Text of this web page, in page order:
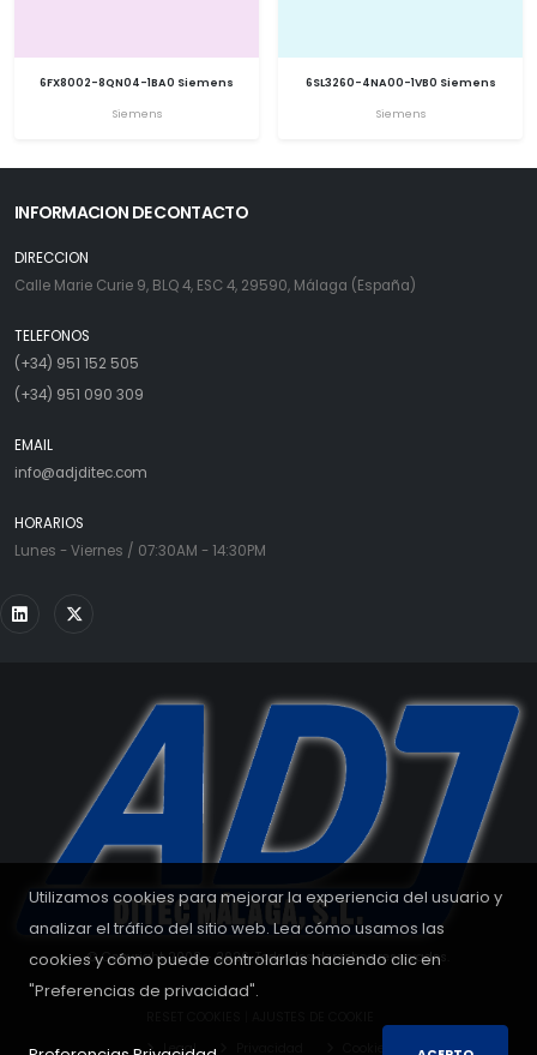
Utilizamos cookies para mejorar la experiencia del usuario y
analizar el tráfico del sitio web. Lea cómo usamos las
cookies y cómo puede controlarlas haciendo clic en
"Preferencias de privacidad".
6FX8002-8QN04-1BA0 Siemens
Siemens
6SL3260-4NA00-1VB0 Siemens
Siemens
INFORMACION DE CONTACTO
DIRECCION
Calle Marie Curie 9, BLQ 4, ESC 4, 29590, Málaga (España)
TELEFONOS
(+34) 951 152 505
(+34) 951 090 309
EMAIL
info@adjditec.com
HORARIOS
Lunes - Viernes / 07:30AM - 14:30PM
© Copyright 2008 - 2026. Todos los derechos reservados.
Legal